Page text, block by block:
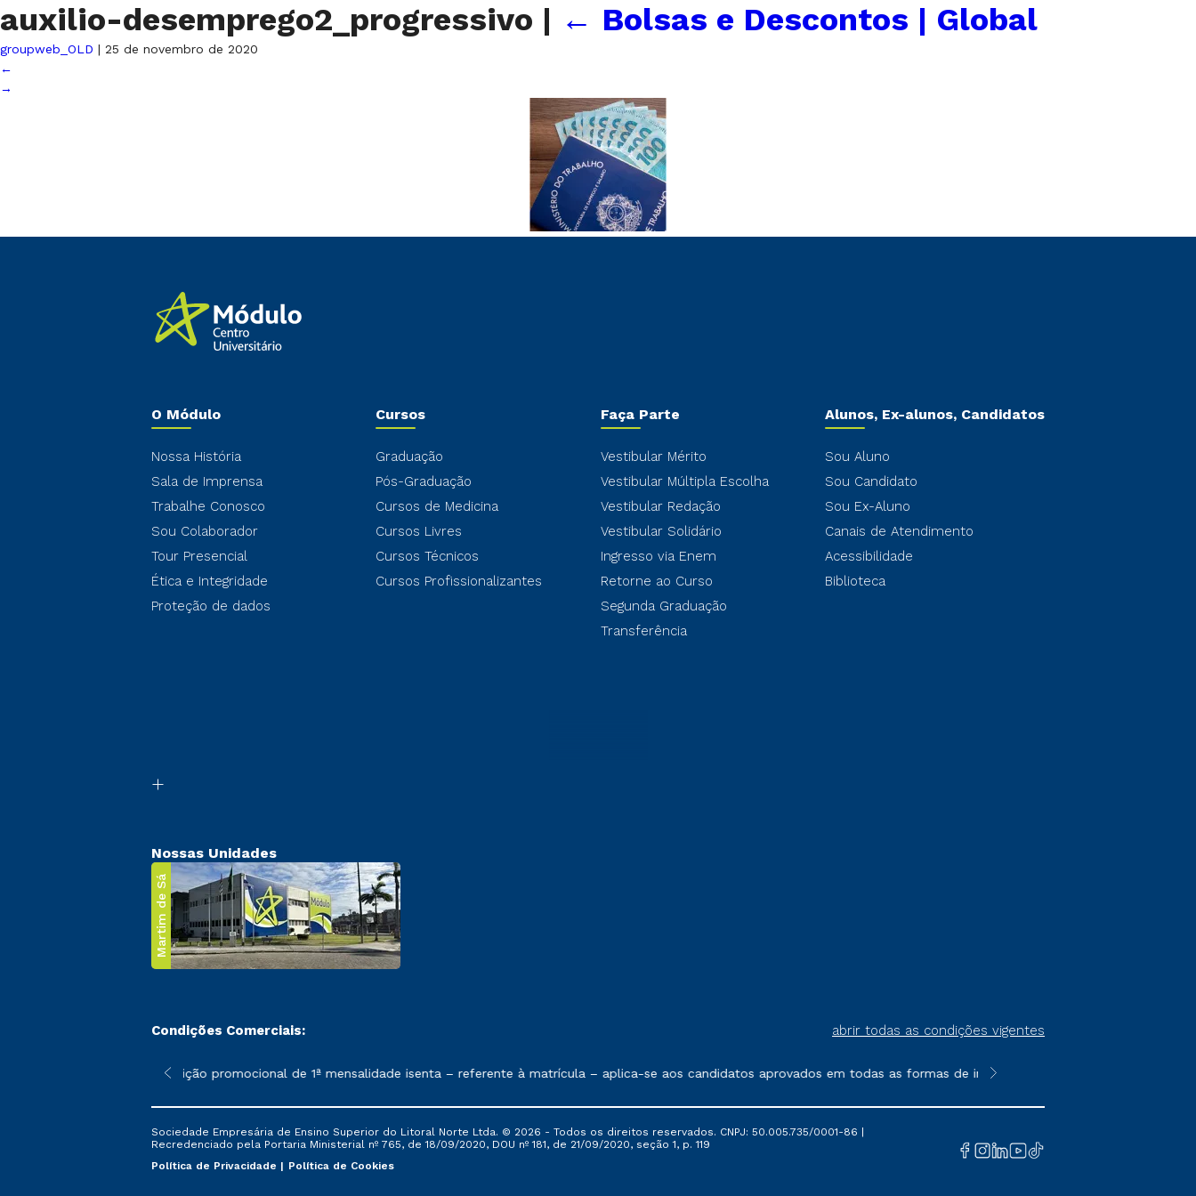
auxilio-desemprego2_progressivo | ← Bolsas e Descontos | Global
groupweb_OLD | 25 de novembro de 2020
←
→
O Módulo
Nossa História
Sala de Imprensa
Trabalhe Conosco
Sou Colaborador
Tour Presencial
Ética e Integridade
Proteção de dados
Cursos
Graduação
Pós-Graduação
Cursos de Medicina
Cursos Livres
Cursos Técnicos
Cursos Profissionalizantes
Faça Parte
Vestibular Mérito
Vestibular Múltipla Escolha
Vestibular Redação
Vestibular Solidário
Ingresso via Enem
Retorne ao Curso
Segunda Graduação
Transferência
Alunos, Ex-alunos, Candidatos
Sou Aluno
Sou Candidato
Sou Ex-Aluno
Canais de Atendimento
Acessibilidade
Biblioteca
Nossas Unidades
Martim de Sá
Condições Comerciais: abrir todas as condições vigentes
sofrer alterações nos períodos de rematrícula conforme exposto no contrato de prestação de serviços.
*A condição promocional de 1ª mensalidade isenta – referente à matrícula – aplica-se aos candidatos aprovados em todas as formas de ingresso, exceto na prova on-line
**Semipresencial é um formato do
Sociedade Empresária de Ensino Superior do Litoral Norte Ltda. © 2026 - Todos os direitos reservados. CNPJ: 50.005.735/0001-86 |
Recredenciado pela Portaria Ministerial nº 765, de 18/09/2020, DOU nº 181, de 21/09/2020, seção 1, p. 119
Política de Privacidade
Política de Cookies